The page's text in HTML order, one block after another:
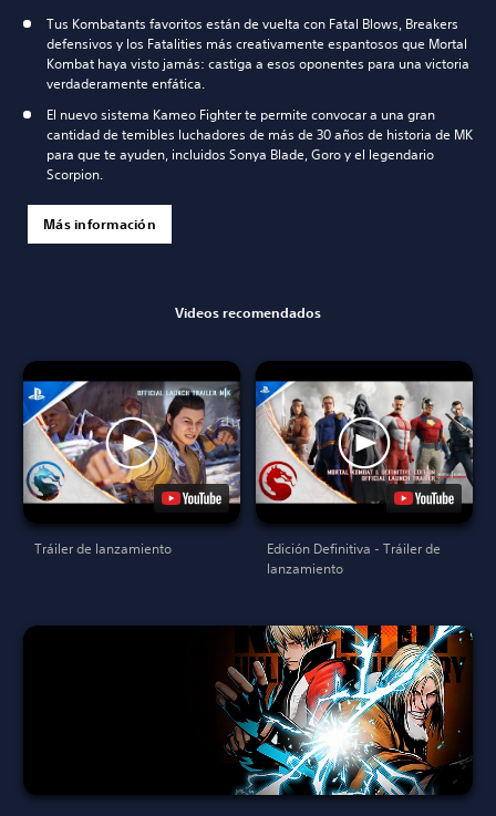
Tus Kombatants favoritos están de vuelta con Fatal Blows, Breakers
defensivos y los Fatalities más creativamente espantosos que Mortal
Kombat haya visto jamás: castiga a esos oponentes para una victoria
verdaderamente enfática.
El nuevo sistema Kameo Fighter te permite convocar a una gran
cantidad de temibles luchadores de más de 30 años de historia de MK
para que te ayuden, incluidos Sonya Blade, Goro y el legendario
Scorpion.
Más información
Videos recomendados
Tráiler de lanzamiento
Edición Definitiva - Tráiler de
lanzamiento